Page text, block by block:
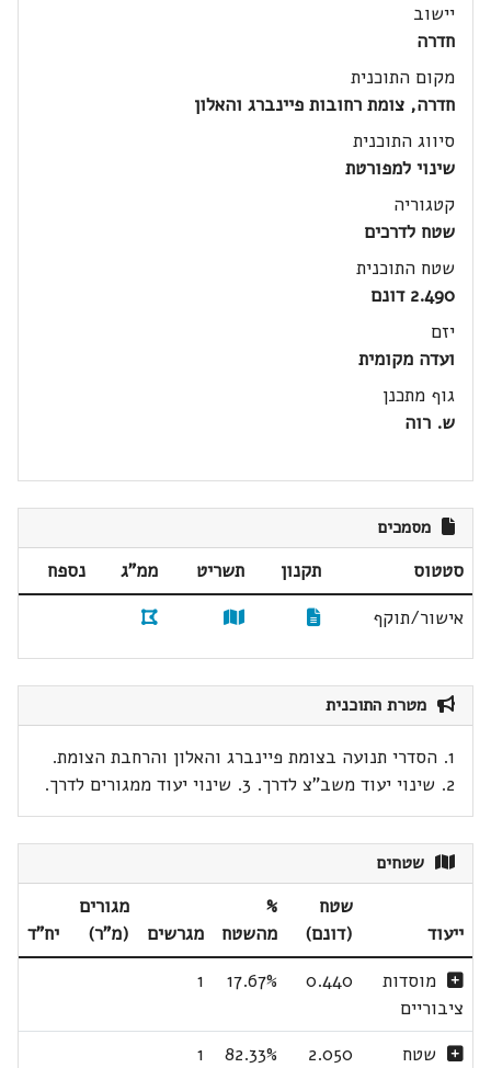
יישוב
חדרה
מקום התוכנית
חדרה, צומת רחובות פיינברג והאלון
סיווג התוכנית
שינוי למפורטת
קטגוריה
שטח לדרכים
שטח התוכנית
2.490 דונם
יזם
ועדה מקומית
גוף מתכנן
ש. רוה
מסמכים
סטטוס תקנון תשריט ממ"ג
נספח
אישור/תוקף
מטרת התוכנית
1. הסדרי תנועה בצומת פיינברג והאלון והרחבת הצומת.
2. שינוי יעוד משב"צ לדרך. 3. שינוי יעוד ממגורים לדרך.
שטחים
ייעוד
שטח
(דונם)
%
מהשטח
מגרשים
מגורים
(מ"ר)
יח"ד
מוסדות
ציבוריים
0.440
17.67%
1
שטח
2.050
82.33%
1